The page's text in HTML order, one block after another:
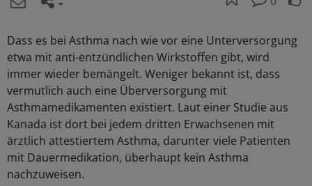
Dass es bei Asthma nach wie vor eine Unterversorgung
etwa mit anti-entzündlichen Wirkstoffen gibt, wird
immer wieder bemängelt. Weniger bekannt ist, dass
vermutlich auch eine Überversorgung mit
Asthmamedikamenten existiert. Laut einer Studie aus
Kanada ist dort bei jedem dritten Erwachsenen mit
ärztlich attestiertem Asthma, darunter viele Patienten
mit Dauermedikation, überhaupt kein Asthma
nachzuweisen.